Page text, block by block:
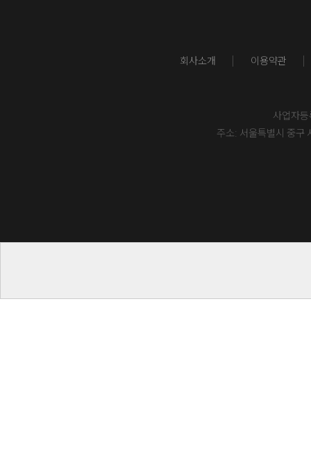
회사소개 이용약관
사업자
주소: 서울특별시 중구